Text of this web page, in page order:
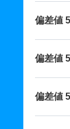
偏差値
偏差値
偏差値